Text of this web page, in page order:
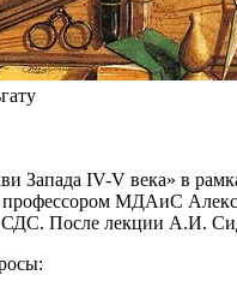
Запада IV-V века» в
МДАиС
После лекции А.И.